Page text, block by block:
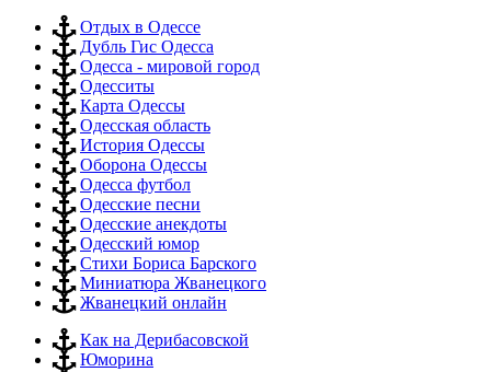
Отдых в Одессе
Дубль Гис Одесса
Одесса - мировой город
Одесситы
Карта Одессы
Одесская область
История Одессы
Оборона Одессы
Одесса футбол
Одесские песни
Одесские анекдоты
Одесский юмор
Стихи Бориса Барского
Миниатюра Жванецкого
Жванецкий онлайн
Как на Дерибасовской
Юморина